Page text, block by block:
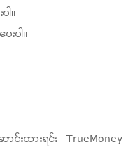
။
ပါ။
းထားရင်း TrueMoney